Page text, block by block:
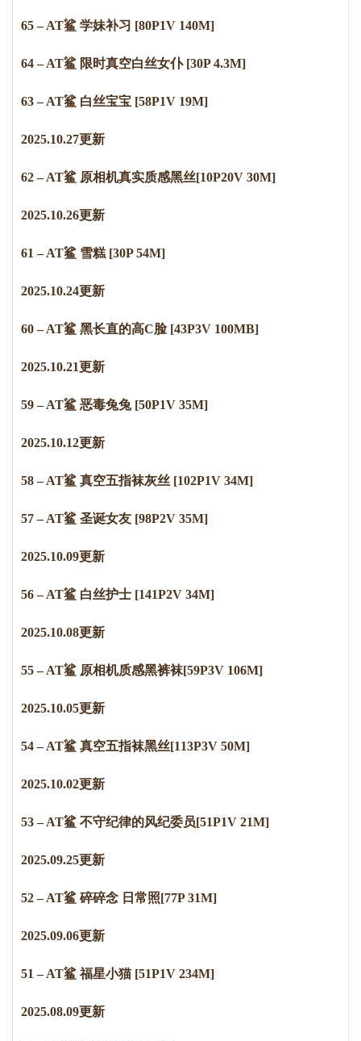
65 – AT鲨 学妹补习 [80P1V 140M]
64 – AT鲨 限时真空白丝女仆 [30P 4.3M]
63 – AT鲨 白丝宝宝 [58P1V 19M]
2025.10.27更新
62 – AT鲨 原相机真实质感黑丝[10P20V 30M]
2025.10.26更新
61 – AT鲨 雪糕 [30P 54M]
2025.10.24更新
60 – AT鲨 黑长直的高C脸 [43P3V 100MB]
2025.10.21更新
59 – AT鲨 恶毒兔兔 [50P1V 35M]
2025.10.12更新
58 – AT鲨 真空五指袜灰丝 [102P1V 34M]
57 – AT鲨 圣诞女友 [98P2V 35M]
2025.10.09更新
56 – AT鲨 白丝护士 [141P2V 34M]
2025.10.08更新
55 – AT鲨 原相机质感黑裤袜[59P3V 106M]
2025.10.05更新
54 – AT鲨 真空五指袜黑丝[113P3V 50M]
2025.10.02更新
53 – AT鲨 不守纪律的风纪委员[51P1V 21M]
2025.09.25更新
52 – AT鲨 碎碎念 日常照[77P 31M]
2025.09.06更新
51 – AT鲨 福星小猫 [51P1V 234M]
2025.08.09更新